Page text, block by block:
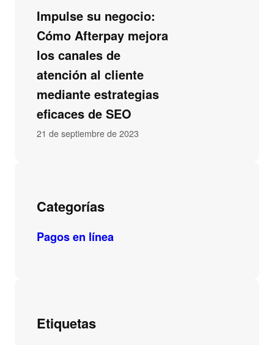
Impulse su negocio:
Cómo Afterpay mejora
los canales de
atención al cliente
mediante estrategias
eficaces de SEO
21 de septiembre de 2023
Categorías
Pagos en línea
Etiquetas